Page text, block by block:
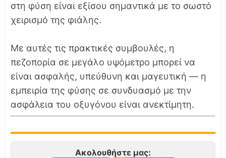
στη φύση είναι εξίσου σημαντικά με το σωστό
χειρισμό της φιάλης.
Με αυτές τις πρακτικές συμβουλές, η
πεζοπορία σε μεγάλο υψόμετρο μπορεί να
είναι ασφαλής, υπεύθυνη και μαγευτική — η
εμπειρία της φύσης σε συνδυασμό με την
ασφάλεια του οξυγόνου είναι ανεκτίμητη.
Ακολουθήστε μας: